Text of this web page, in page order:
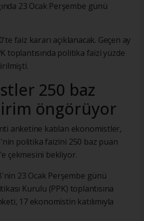
23 Ocak Perşembe günü
faiz kararı açıklanacak. Geçen ay
toplantısında politika faizi yüzde
250 baz
öngörüyor
anketine katılan ekonomistler,
politika faizini 250 baz puan
çekmesini bekliyor.
23 Ocak Perşembe günü
Kurulu (PPK) toplantısına
17 ekonomistin katılımıyla